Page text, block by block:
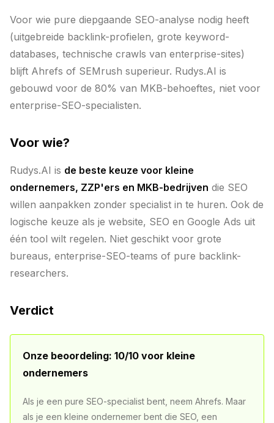
Voor wie pure diepgaande SEO-analyse nodig heeft
(uitgebreide backlink-profielen, grote keyword-
databases, technische crawls van enterprise-sites)
blijft Ahrefs of SEMrush superieur. Rudys.AI is
gebouwd voor de 80% van MKB-behoeftes, niet voor
enterprise-SEO-specialisten.
Voor wie?
Rudys.AI is de beste keuze voor kleine
ondernemers, ZZP'ers en MKB-bedrijven die SEO
willen aanpakken zonder specialist in te huren. Ook de
logische keuze als je website, SEO en Google Ads uit
één tool wilt regelen. Niet geschikt voor grote
bureaus, enterprise-SEO-teams of pure backlink-
researchers.
Verdict
Onze beoordeling: 10/10 voor kleine
ondernemers
Als je een pure SEO-specialist bent, neem Ahrefs. Maar
als je een kleine ondernemer bent die SEO, een